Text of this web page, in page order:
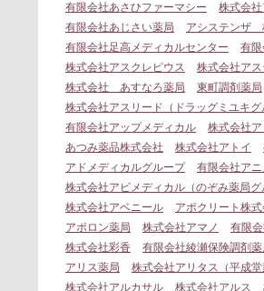
有限会社あさひファーマシー
株式会社
有限会社あじさい薬局
アシステンザ
有限会社足高メディカルセンター
有
株式会社アスクレピウス
株式会社ア
株式会社 あすなろ薬局
東町調剤薬局
株式会社アスリード（ドラッグミユキグ
有限会社アップメディカル
株式会社
あつみ薬品株式会社
株式会社アトイ
アドメディカルグループ
有限会社ア
株式会社アビメディカル（のぞみ薬局グ
株式会社アベニール
アポクリート株式
アポロン薬局
株式会社アマノ 有限
株式会社彩香
有限会社綾瀬保険調剤薬
アリス薬局
株式会社アリタス（平成堂
株式会社アルカサル
株式会社アルス